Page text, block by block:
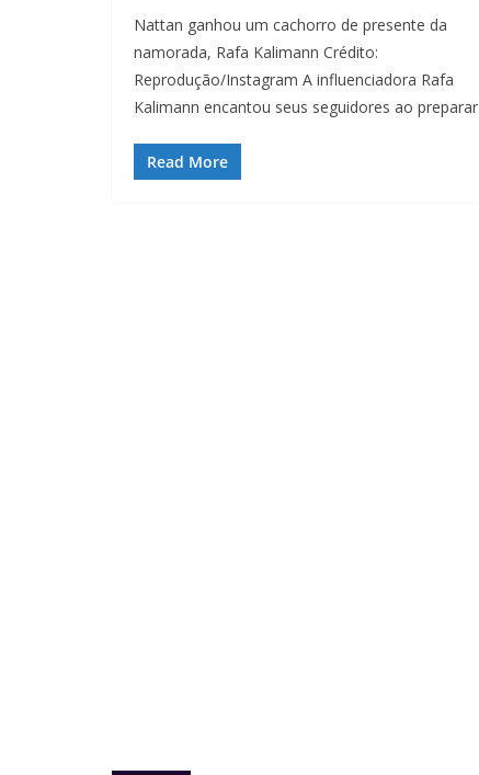
Nattan ganhou um cachorro de presente da
namorada, Rafa Kalimann Crédito:
Reprodução/Instagram A influenciadora Rafa
Kalimann encantou seus seguidores ao preparar
Read More